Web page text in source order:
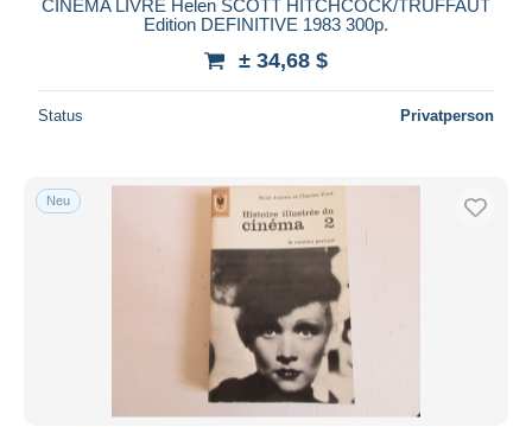
CINEMA LIVRE Helen SCOTT HITCHCOCK/TRUFFAUT
Edition DEFINITIVE 1983 300p.
± 34,68 $
Status Privatperson
Neu